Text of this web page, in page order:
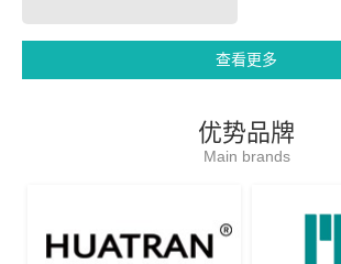
查看更多
优势品牌
Main brands